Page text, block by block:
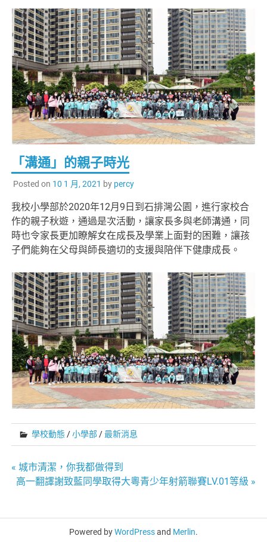
「溝通」的親子時光
Posted on 10 1 月, 2021 by percy
我校小學部於2020年12月9日到石排灣公園，進行家校合
作的親子秋遊，通過是次活動，讓家長多與老師溝通，同
時也令家長更加瞭解女在成長及學業上面對的困難，讓孩
子們能夠在父母與師長適切的支援與陪伴下健康成長。
學校動態 /小學部 /最新消息
文
« 城市清潔，你我都做得到
高一翻譯謝致藍同學取得大粵青少年射箭聯賽LV.01等級 »
Powered byWordPressand Merlin.